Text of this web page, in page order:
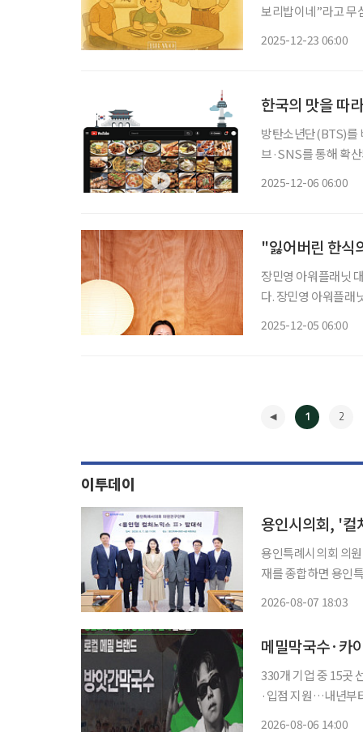
보리밥이네”라고 무
2025-12-23 06:00
한국의 맛을 따
방탄소년단(BTS)를
브·SNS를 통해 확
2025-12-06 06:00
"잃어버린 한식
장민영 아워플래닛 대표 음식은 단순히 생존의 수단이 아니라 사람과 계절, 지
다. 장민영 아워플래
2025-12-05 06:00
1 2
이투데이
용인시의회, '
용인특례시의회 의원연
재를 종합하면 용인
2026-08-07 18:03
메밀막국수·카
330개 기업 중 15곳
·입점 지원…내년부터 최대 1억원 사업
2026-08-06 14:00